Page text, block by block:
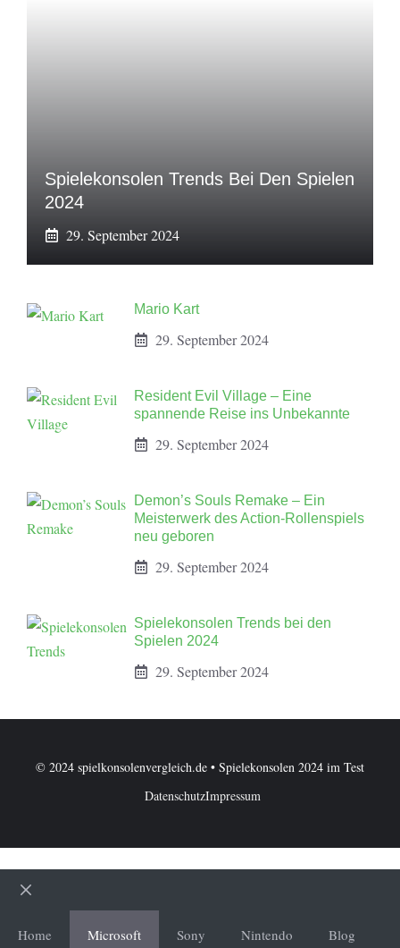
Spielekonsolen Trends Bei Den Spielen
2024
29. September 2024
Mario Kart
29. September 2024
Resident Evil Village – Eine
spannende Reise ins Unbekannte
29. September 2024
Demon’s Souls Remake – Ein
Meisterwerk des Action-Rollenspiels
neu geboren
29. September 2024
Spielekonsolen Trends bei den
Spielen 2024
29. September 2024
© 2024 spielkonsolenvergleich.de • Spielekonsolen 2024 im Test
DatenschutzImpressum
Schließen
Home Microsoft Sony Nintendo Blog